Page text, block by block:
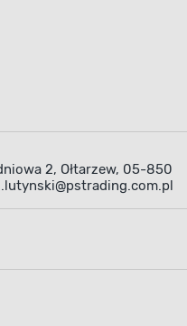
2, Ołtarzew, 05-850